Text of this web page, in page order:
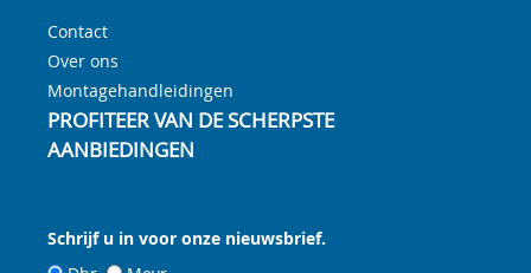
Contact
Over ons
Montagehandleidingen
PROFITEER VAN DE SCHERPSTE
AANBIEDINGEN
Schrijf u in voor onze nieuwsbrief.